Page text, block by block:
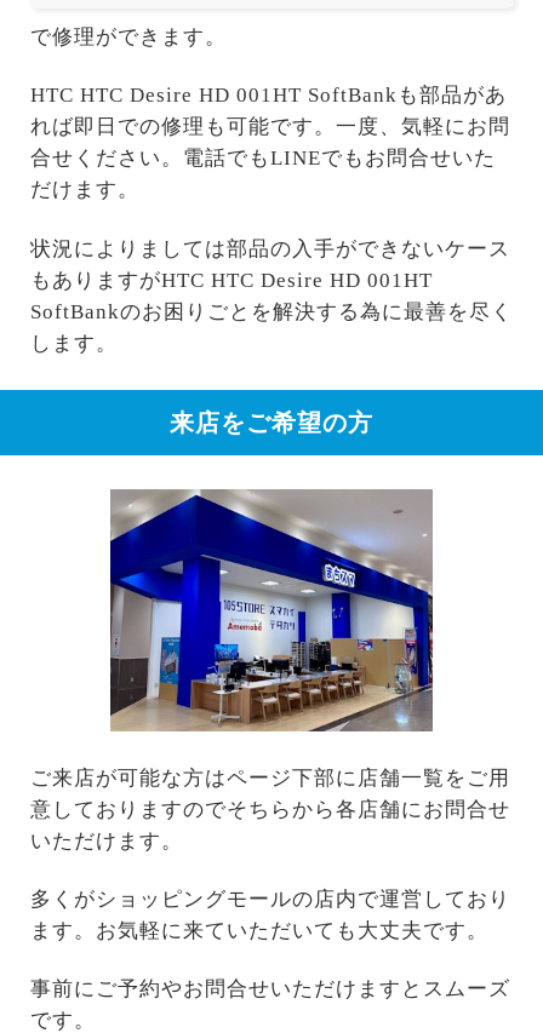
で修理ができます。
HTC HTC Desire HD 001HT SoftBankも部品があ
れば即日での修理も可能です。一度、気軽にお問
合せください。電話でもLINEでもお問合せいた
だけます。
状況によりましては部品の入手ができないケース
もありますがHTC HTC Desire HD 001HT
SoftBankのお困りごとを解決する為に最善を尽く
します。
来店をご希望の方
ご来店が可能な方はページ下部に店舗一覧をご用
意しておりますのでそちらから各店舗にお問合せ
いただけます。
多くがショッピングモールの店内で運営しており
ます。お気軽に来ていただいても大丈夫です。
事前にご予約やお問合せいただけますとスムーズ
です。